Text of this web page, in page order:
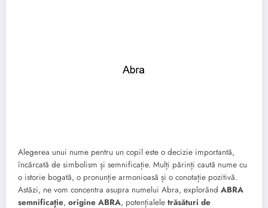
Alegerea unui nume pentru un copil este o decizie importantă,
încărcată de simbolism și semnificație. Mulți părinți caută nume cu
o istorie bogată, o pronunție armonioasă și o conotație pozitivă.
Astăzi, ne vom concentra asupra numelui Abra, explorând ABRA
semnificație, origine ABRA, potențialele trăsături de